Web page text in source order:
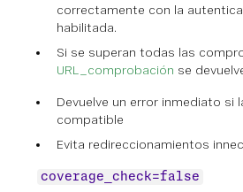
correctamente con la
habilitada.
Si se superan todas las
URL_comprobación se
Devuelve un error inmediato si
compatible
Evita redireccionamientos
coverage_check=false